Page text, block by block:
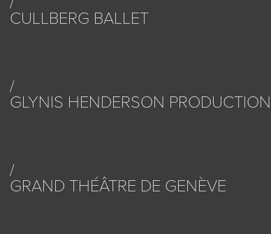
CULLBERG BALLET
GLYNIS HENDERSON
GRAND THÉÂTRE DE GENÈVE